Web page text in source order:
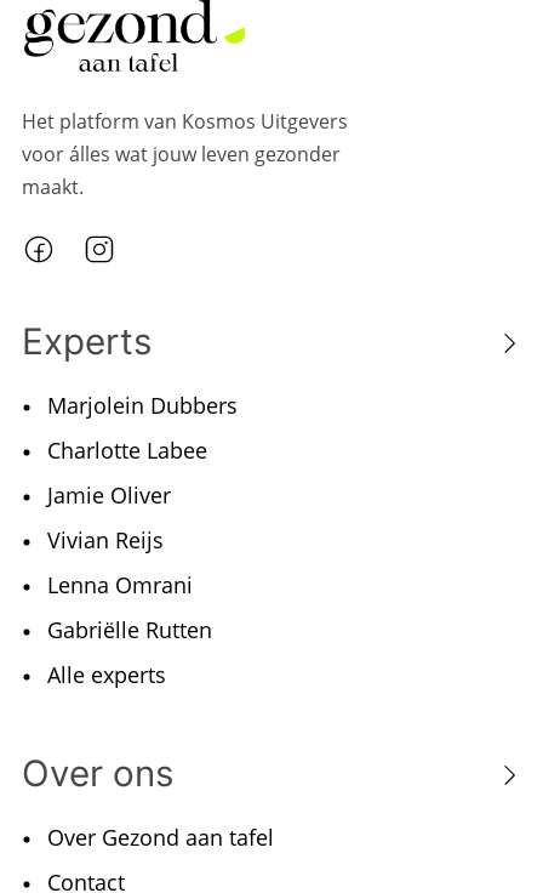
Experts
Charlotte Labee
Jamie Oliver
Lenna Omrani
Alle experts
Over ons
Over Gezond aan tafel
Nieuwsbrief
Gezonde geest